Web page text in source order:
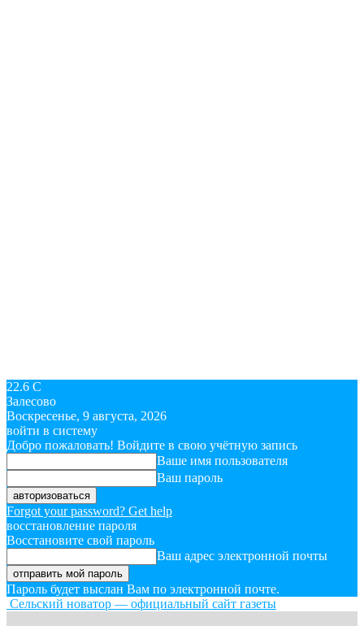
22.6 C
Залесово
Воскресенье, 9 августа, 2026
войти в систему
Добро пожаловать! Войдите в свою учётную запись
Ваше имя пользователя
Ваш пароль
Forgot your password? Get help
восстановление пароля
Восстановите свой пароль
Ваш адрес электронной почты
Пароль будет выслан Вам по электронной почте.
Сельский новатор — официальный сайт газеты